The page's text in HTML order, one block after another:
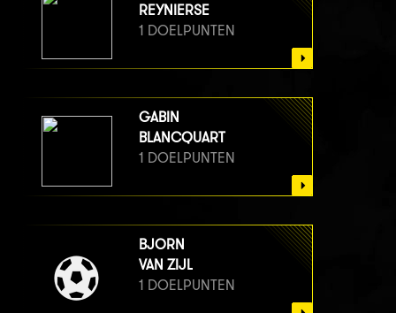
REYNIERSE
1 DOELPUNTEN
GABIN
BLANCQUART
1 DOELPUNTEN
BJORN
VAN ZIJL
1 DOELPUNTEN